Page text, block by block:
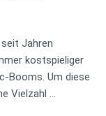
Jahren
kostspieliger
Booms. Um diese
Vielzahl …